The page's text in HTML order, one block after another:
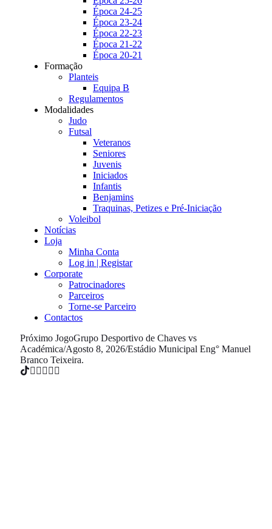
Época 24-25
Época 23-24
Época 22-23
Época 21-22
Época 20-21
Formação
Planteis
Equipa B
Regulamentos
Modalidades
Judo
Futsal
Veteranos
Seniores
Juvenis
Iniciados
Infantis
Benjamins
Traquinas, Petizes e Pré-Iniciação
Voleibol
Notícias
Loja
Minha Conta
Log in | Registar
Corporate
Patrocinadores
Parceiros
Torne-se Parceiro
Contactos
Próximo JogoGrupo Desportivo de Chaves vs
Académica/Agosto 8, 2026/Estádio Municipal Eng° Manuel
Branco Teixeira.